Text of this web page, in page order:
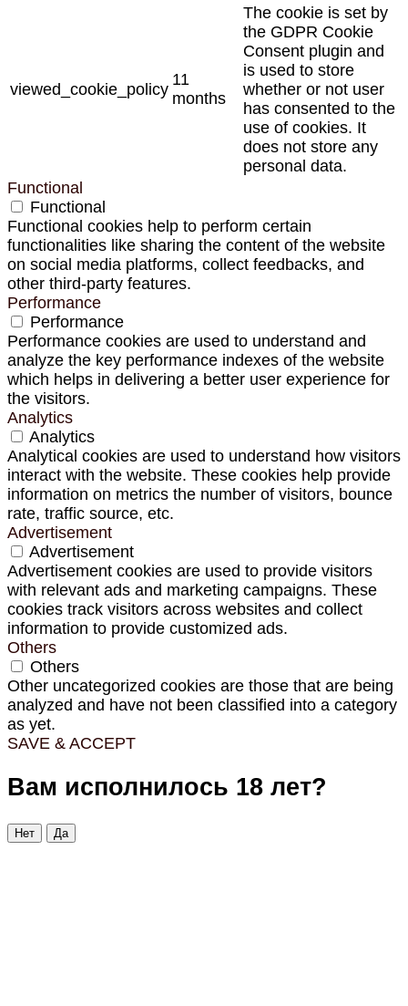
viewed_cookie_policy
11
months
The cookie is set by
the GDPR Cookie
Consent plugin and
is used to store
whether or not user
has consented to the
use of cookies. It
does not store any
personal data.
Functional
Functional
Functional cookies help to perform certain
functionalities like sharing the content of the website
on social media platforms, collect feedbacks, and
other third-party features.
Performance
Performance
Performance cookies are used to understand and
analyze the key performance indexes of the website
which helps in delivering a better user experience for
the visitors.
Analytics
Analytics
Analytical cookies are used to understand how visitors
interact with the website. These cookies help provide
information on metrics the number of visitors, bounce
rate, traffic source, etc.
Advertisement
Advertisement
Advertisement cookies are used to provide visitors
with relevant ads and marketing campaigns. These
cookies track visitors across websites and collect
information to provide customized ads.
Others
Others
Other uncategorized cookies are those that are being
analyzed and have not been classified into a category
as yet.
SAVE & ACCEPT
Вам исполнилось 18 лет?
Нет Да